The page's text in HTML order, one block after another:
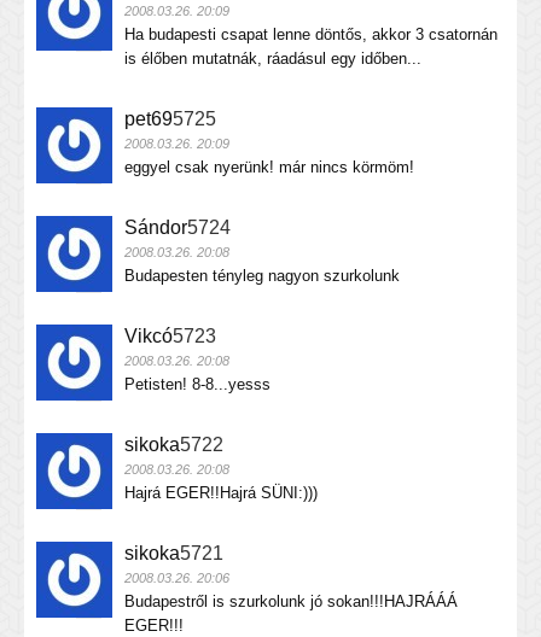
2008.03.26. 20:09
Ha budapesti csapat lenne döntős, akkor 3 csatornán
is élőben mutatnák, ráadásul egy időben...
pet695725
2008.03.26. 20:09
eggyel csak nyerünk! már nincs körmöm!
Sándor5724
2008.03.26. 20:08
Budapesten tényleg nagyon szurkolunk
Vikcó5723
2008.03.26. 20:08
Petisten! 8-8...yesss
sikoka5722
2008.03.26. 20:08
Hajrá EGER!!Hajrá SÜNI:)))
sikoka5721
2008.03.26. 20:06
Budapestről is szurkolunk jó sokan!!!HAJRÁÁÁ
EGER!!!